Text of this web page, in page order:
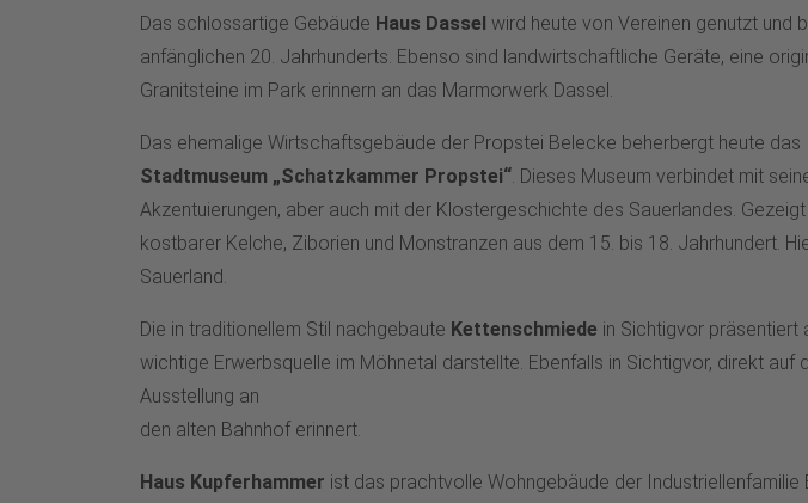
Das schlossartige Gebäude Haus Dassel wird heute von Vereinen genutzt und
anfänglichen 20. Jahrhunderts. Ebenso sind landwirtschaftliche Geräte, eine
Granitsteine im Park erinnern an das Marmorwerk Dassel.
Das ehemalige Wirtschaftsgebäude der Propstei Belecke beherbergt heute das
Stadtmuseum „Schatzkammer Propstei“. Dieses Museum verbindet mit
Akzentuierungen, aber auch mit der Klostergeschichte des Sauerlandes.
kostbarer Kelche, Ziborien und Monstranzen aus dem 15. bis 18. Jahrhundert.
Sauerland.
Die in traditionellem Stil nachgebaute Kettenschmiede in Sichtigvor präsentiert
wichtige Erwerbsquelle im Möhnetal darstellte. Ebenfalls in Sichtigvor, direkt
Ausstellung an
den alten Bahnhof erinnert.
Haus Kupferhammer ist das prachtvolle Wohngebäude der